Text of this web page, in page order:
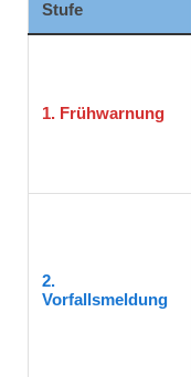
Stufe
1. Frühwarnung
2.
Vorfallsmeldung